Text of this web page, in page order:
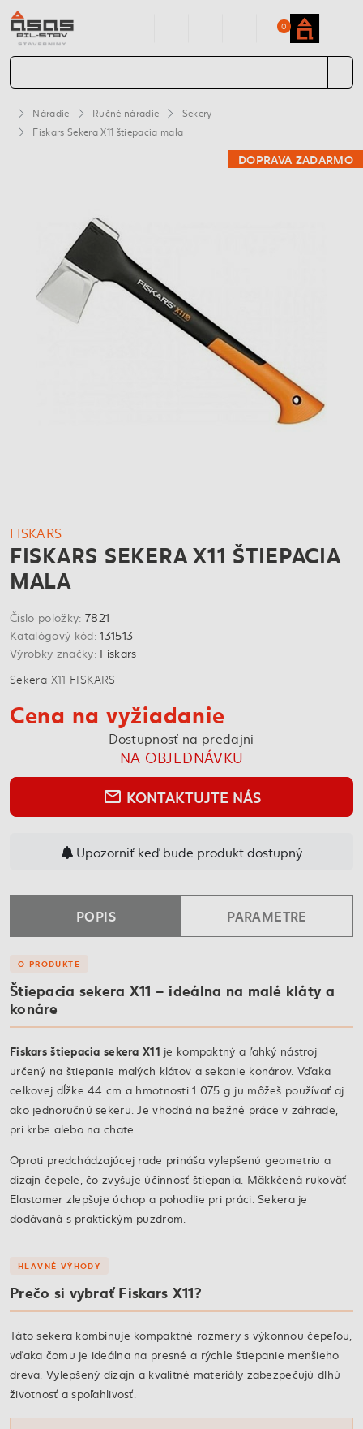
0
Náradie Ručné náradie
Sekery
Fiskars Sekera X11 štiepacia mala
DOPRAVA ZADARMO
FISKARS
FISKARS SEKERA X11 ŠTIEPACIA
MALA
Číslo položky: 7821
Katalógový kód:131513
Výrobky značky: Fiskars
Sekera X11 FISKARS
Cena na vyžiadanie
Dostupnosť na predajni
NA OBJEDNÁVKU
mail_outline KONTAKTUJTE NÁS
Upozorniť keď bude produkt dostupný
POPIS PARAMETRE
O PRODUKTE
Štiepacia sekera X11 – ideálna na malé kláty a
konáre
Fiskars štiepacia sekera X11 je kompaktný a ľahký nástroj
určený na štiepanie malých klátov a sekanie konárov. Vďaka
celkovej dĺžke 44 cm a hmotnosti 1 075 g ju môžeš používať aj
ako jednoručnú sekeru. Je vhodná na bežné práce v záhrade,
pri krbe alebo na chate.
Oproti predchádzajúcej rade prináša vylepšenú geometriu a
dizajn čepele, čo zvyšuje účinnosť štiepania. Mäkkčená rukoväť
Elastomer zlepšuje úchop a pohodlie pri práci. Sekera je
dodávaná s praktickým puzdrom.
HLAVNÉ VÝHODY
Prečo si vybrať Fiskars X11?
Táto sekera kombinuje kompaktné rozmery s výkonnou čepeľou,
vďaka čomu je ideálna na presné a rýchle štiepanie menšieho
dreva. Vylepšený dizajn a kvalitné materiály zabezpečujú dlhú
životnosť a spoľahlivosť.